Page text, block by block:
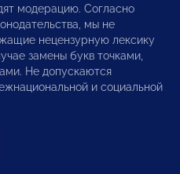
модерацию. Согласно
мы не
нецензурную лексику
замены букв точками,
Не допускаются
и социальной